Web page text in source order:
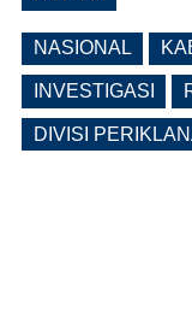
NASIONAL
INVESTIGASI
DIVISI